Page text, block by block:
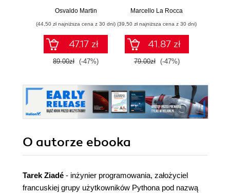
przewodnik po
probabilistycznym.
Wydanie III
Osvaldo Martin
(44,50 zł najniższa cena z 30 dni)
47.17 zł
89.00zł (-47%)
Marcello La Rocca
(39,50 zł najniższa cena z 30 dni)
41.87 zł
79.00zł (-47%)
O autorze ebooka
Tarek Ziadé - inżynier programowania, założyciel
francuskiej grupy użytkowników Pythona pod nazwą